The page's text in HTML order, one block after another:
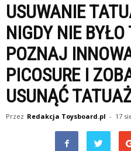
USUWANIE
NIGDY NIE BYŁO
POZNAJ
PICOSURE I
USUNĄĆ
Przez Redakcja Toysboard.pl - 17